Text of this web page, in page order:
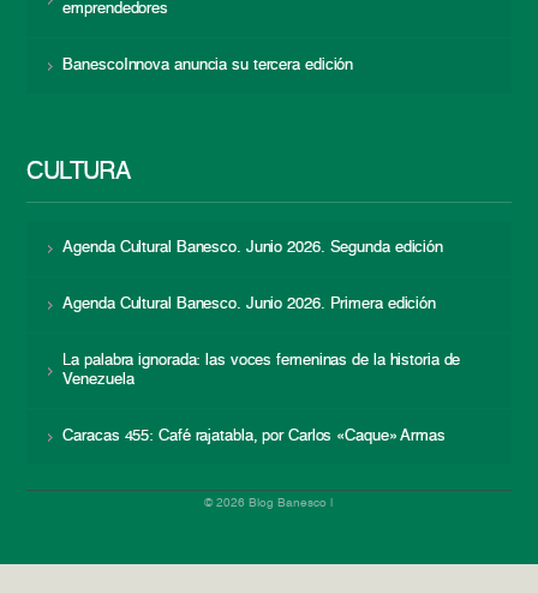
emprendedores
BanescoInnova anuncia su tercera edición
CULTURA
Agenda Cultural Banesco. Junio 2026. Segunda edición
Agenda Cultural Banesco. Junio 2026. Primera edición
La palabra ignorada: las voces femeninas de la historia de
Venezuela
Caracas 455: Café rajatabla, por Carlos «Caque» Armas
© 2026 Blog Banesco |